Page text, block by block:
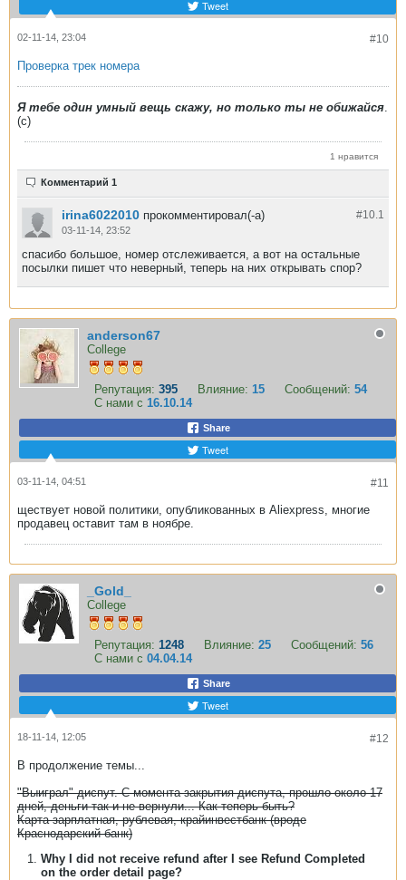
Tweet
#10
02-11-14, 23:04
Проверка трек номера
Я тебе один умный вещь скажу, но только ты не обижайся
(с)
1 нравится
Комментарий 1
#10. 1
irina6022010 прокомментировал(-а)
03-11-14, 23:52
спасибо большое, номер отслеживается, а вот на остальные
посылки пишет что неверный, теперь на них открывать спор?
anderson67
College
Репутация: 395 Влияние: 15 Сообщений: 54
С нами с 16.10.14
Share
Tweet
#11
03-11-14, 04:51
ществует новой политики, опубликованных в Aliexpress, многие
продавец оставит там в ноябре.
_Gold_
College
Репутация: 1248 Влияние: 25 Сообщений: 56
С нами с 04.04.14
Share
Tweet
#12
18-11-14, 12:05
В продолжение темы...
"Выиграл" диспут. С момента закрытия диспута, прошло около 17
дней, деньги так и не вернули... Как теперь быть?
Карта зарплатная, рублевая, крайинвестбанк (вроде
Краснодарский банк)
Why I did not receive refund after I see Refund Completed
on the order detail page?